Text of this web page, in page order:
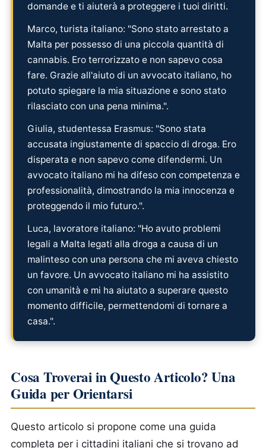
domande e ti aiuterà a proteggere i tuoi diritti.
Marco, turista italiano: "Sono stato arrestato a
Malta per possesso di una piccola quantità di
cannabis. Ero terrorizzato e non sapevo cosa
fare. Grazie all'aiuto di un avvocato italiano, ho
potuto spiegare la mia situazione e sono stato
rilasciato con una pena minima.".
Giulia, studentessa Erasmus: "Sono stata
accusata ingiustamente di spaccio di droga. Ero
disperata e non sapevo come difendermi. Un
avvocato italiano mi ha difeso con competenza e
professionalità, dimostrando la mia innocenza e
proteggendo il mio futuro.".
Luca, lavoratore italiano: "Ho avuto problemi
legali a Malta legati alla droga a causa di un
malinteso con una persona che mi aveva chiesto
un favore. Un avvocato italiano mi ha assistito
con umanità e mi ha aiutato a superare questo
momento difficile, permettendomi di tornare a
casa.".
Cosa Troverai in Questo Articolo? Una
Guida per Orientarsi
Questo articolo si propone come una guida
completa per i cittadini italiani che si trovano ad